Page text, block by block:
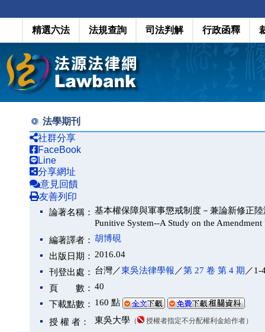
精選六法 法規查詢 司法判解 行政函釋
法學期刊
社群分享
FaceBook
Line
分享網址
意見回饋
友善列印
論著名稱： 基本權保障與軍事懲戒制度－兼論新修正陸
Punitive System--A Study on the
編著譯者： 胡博硯
出版日期： 2016.04
刊登出處： 台灣／東吳法律學報 ／第 27 卷 第 4 期 ／1-
頁 數： 40
下載點數： 160 點
授 權 者： 東吳大學 （ 授權者指定不分配權利金給作者）